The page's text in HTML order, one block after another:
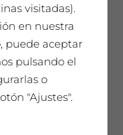
Nuestro mejor
y
de
etiqueta diseñada
del año. Sólo 300
visitadas).
en nuestra
puede aceptar
pulsando el
o
"Ajustes".